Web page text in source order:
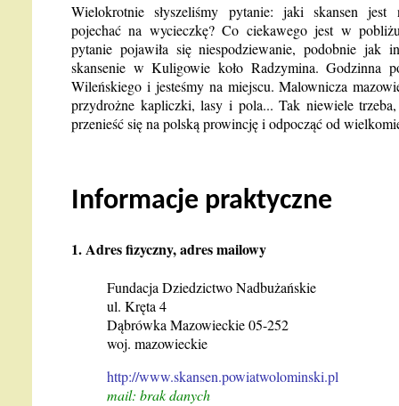
Wielokrotnie słyszeliśmy pytanie: jaki skansen jest
pojechać na wycieczkę? Co ciekawego jest w
pytanie pojawiła się niespodziewanie, podobnie jak
skansenie w Kuligowie koło Radzymina. Godzinna
Wileńskiego i jesteśmy na miejscu. Malownicza
przydrożne kapliczki, lasy i pola... Tak niewiele
przenieść się na polską prowincję i odpocząć od
Informacje praktyczne
1. Adres fizyczny, adres mailowy
Fundacja Dziedzictwo Nadbużańskie
ul. Kręta 4
Dąbrówka Mazowieckie 05-252
woj. mazowieckie
http://www.skansen.powiatwolominski.pl
mail: brak danych